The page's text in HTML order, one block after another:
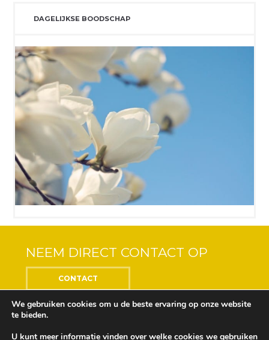
DAGELIJKSE BOODSCHAP
NEEM DIRECT CONTACT OP
CONTACT
Center of the Soul © 2018 Alle rechten voorbehouden
We gebruiken cookies om u de beste ervaring op onze website
te bieden.
U kunt meer informatie vinden over welke cookies we gebruiken